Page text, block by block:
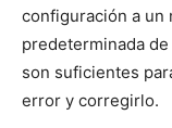
configuración a un
predeterminada
son suficientes
error y corregirlo.